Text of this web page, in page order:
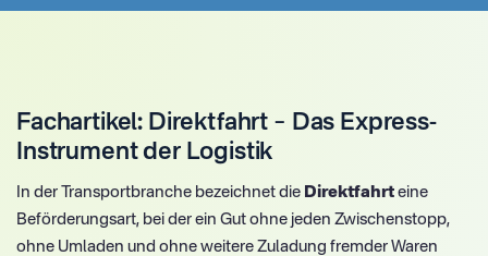
Fachartikel: Direktfahrt – Das Express-
Instrument der Logistik
In der Transportbranche bezeichnet die Direktfahrt eine
Beförderungsart, bei der ein Gut ohne jeden Zwischenstopp,
ohne Umladen und ohne weitere Zuladung fremder Waren